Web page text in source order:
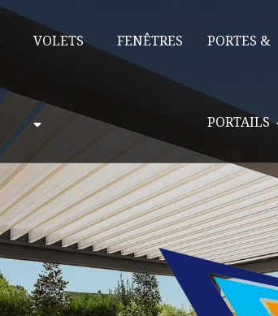
VOLETS FENÊTRES PORTES &
PORTAILS